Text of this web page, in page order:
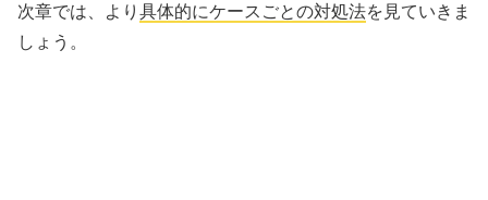
次章では、より 具体的にケースごとの対処法を見ていきま
しょう。